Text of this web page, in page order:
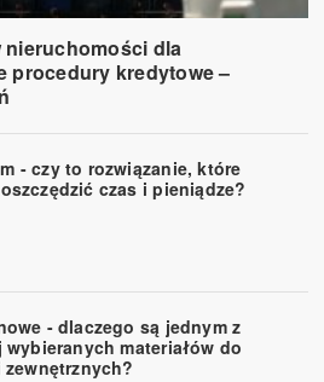
nieruchomości dla
procedury kredytowe –
- czy to rozwiązanie, które
czas i pieniądze?
- dlaczego są jednym z
materiałów do